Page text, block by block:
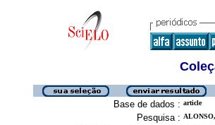
Base de dados : article
Pesquisa :